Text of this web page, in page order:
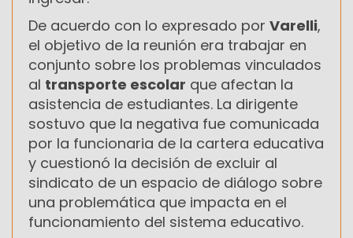
De acuerdo con lo expresado por Varelli,
el objetivo de la reunión era trabajar en
conjunto sobre los problemas vinculados
al transporte escolar que afectan la
asistencia de estudiantes. La dirigente
sostuvo que la negativa fue comunicada
por la funcionaria de la cartera educativa
y cuestionó la decisión de excluir al
sindicato de un espacio de diálogo sobre
una problemática que impacta en el
funcionamiento del sistema educativo.